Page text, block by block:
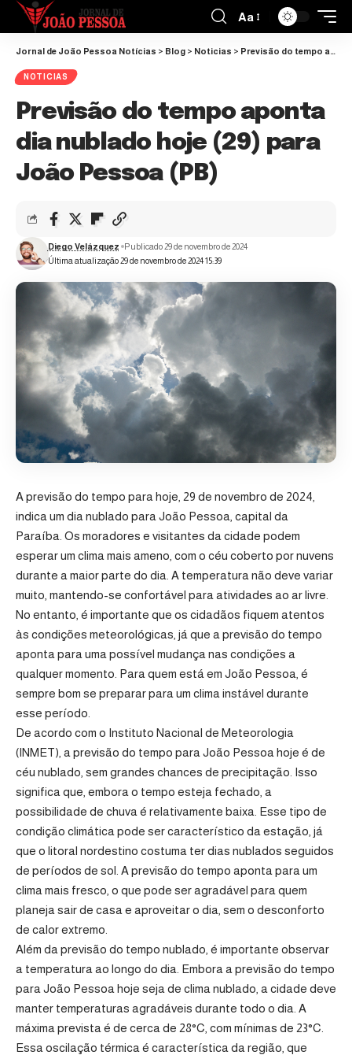
Aa
Jornal de João Pessoa Notícias > Blog > Noticias > Previsão do tempo aponta dia nublado hoje (29) para João Pessoa (PB)
NOTICIAS
Previsão do tempo aponta
dia nublado hoje (29) para
João Pessoa (PB)
Última atualização 29 de novembro de 2024 15:39
Diego Velázquez Publicado 29 de novembro de 2024
A previsão do tempo para hoje, 29 de novembro de 2024,
indica um dia nublado para João Pessoa, capital da
Paraíba. Os moradores e visitantes da cidade podem
esperar um clima mais ameno, com o céu coberto por nuvens
durante a maior parte do dia. A temperatura não deve variar
muito, mantendo-se confortável para atividades ao ar livre.
No entanto, é importante que os cidadãos fiquem atentos
às condições meteorológicas, já que a previsão do tempo
aponta para uma possível mudança nas condições a
qualquer momento. Para quem está em João Pessoa, é
sempre bom se preparar para um clima instável durante
esse período.
De acordo com o Instituto Nacional de Meteorologia
(INMET), a previsão do tempo para João Pessoa hoje é de
céu nublado, sem grandes chances de precipitação. Isso
significa que, embora o tempo esteja fechado, a
possibilidade de chuva é relativamente baixa. Esse tipo de
condição climática pode ser característico da estação, já
que o litoral nordestino costuma ter dias nublados seguidos
de períodos de sol. A previsão do tempo aponta para um
clima mais fresco, o que pode ser agradável para quem
planeja sair de casa e aproveitar o dia, sem o desconforto
de calor extremo.
Além da previsão do tempo nublado, é importante observar
a temperatura ao longo do dia. Embora a previsão do tempo
para João Pessoa hoje seja de clima nublado, a cidade deve
manter temperaturas agradáveis durante todo o dia. A
máxima prevista é de cerca de 28°C, com mínimas de 23°C.
Essa oscilação térmica é característica da região, que